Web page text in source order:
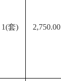
1(套) 2,750.00